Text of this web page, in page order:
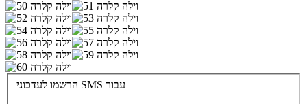
הרשמו לעדכוני SMS עבור